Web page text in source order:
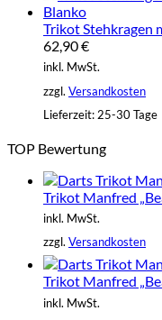
Trikot Stehkragen
62,90€
inkl. MwSt.
zzgl. Versandkosten
Lieferzeit: 25-30 Tage
TOP Bewertung
Trikot Manfred
inkl. MwSt.
zzgl. Versandkosten
Trikot Manfred
inkl. MwSt.